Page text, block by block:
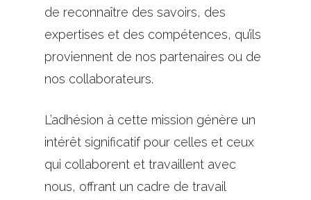
de reconnaître des savoirs, des
expertises et des compétences, qu’ils
proviennent de nos partenaires ou de
nos collaborateurs.
L’adhésion à cette mission génère un
intérêt significatif pour celles et ceux
qui collaborent et travaillent avec
nous, offrant un cadre de travail